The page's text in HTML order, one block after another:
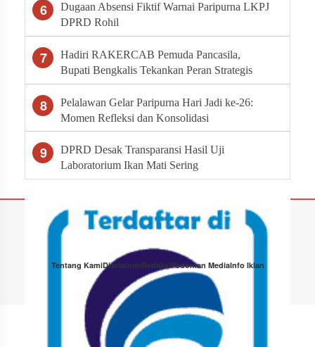
6
Dugaan Absensi Fiktif Warnai Paripurna LKPJ
DPRD Rohil
7
Hadiri RAKERCAB Pemuda Pancasila,
Bupati Bengkalis Tekankan Peran Strategis
Ormas dalam Pembangunan Daerah
8
Pelalawan Gelar Paripurna Hari Jadi ke-26:
Momen Refleksi dan Konsolidasi
Pembangunan
9
DPRD Desak Transparansi Hasil Uji
Laboratorium Ikan Mati Sering
Tentang KamiDisclaimerRedaksiPedoman MediaInfo Iklan
Copyright © 2026 Tabloid Narasi · All Rights Reserved.